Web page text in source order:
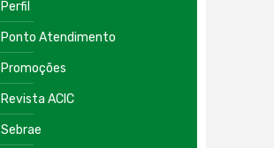
Perfil
Ponto Atendimento
Promoções
Revista ACIC
Sebrae